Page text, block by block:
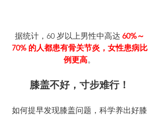
据统计，60 岁以上男性中高达 60%～
70% 的人都患有骨关节炎，女性患病比
例更高。
膝盖不好，寸步难行！
如何提早发现膝盖问题，科学养出好膝